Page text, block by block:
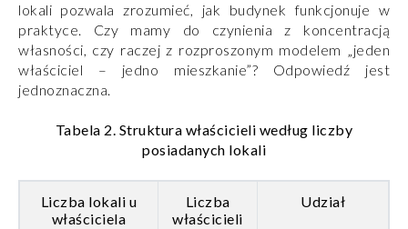
lokali pozwala zrozumieć, jak budynek funkcjonuje w
praktyce. Czy mamy do czynienia z koncentracją
własności, czy raczej z rozproszonym modelem „jeden
właściciel – jedno mieszkanie”? Odpowiedź jest
jednoznaczna.
Tabela 2. Struktura właścicieli według liczby
posiadanych lokali
Liczba lokali u
właściciela
Liczba
właścicieli
Udział